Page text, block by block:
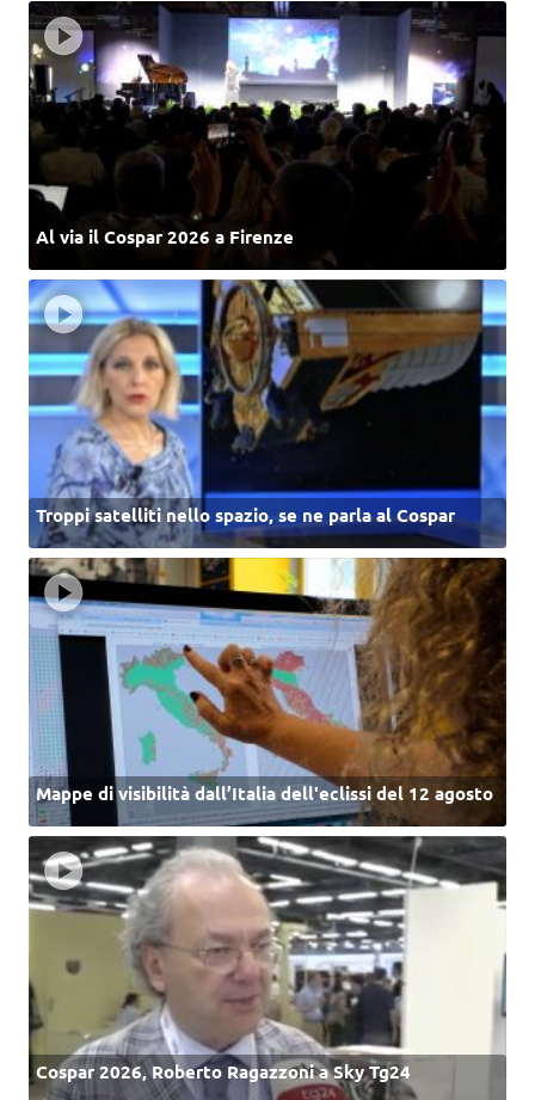
Al via il Cospar 2026 a Firenze
Troppi satelliti nello spazio, se ne parla al Cospar
Mappe di visibilità dall’Italia dell'eclissi del 12 agosto
Cospar 2026, Roberto Ragazzoni a Sky Tg24